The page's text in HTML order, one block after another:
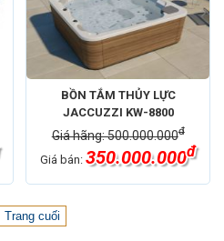
BỒN TẮM THỦY LỰC
JACCUZZI KW-8800
Giá hãng: 500.000.000đ
Giá bán:350.000.000đ
Trang cuối